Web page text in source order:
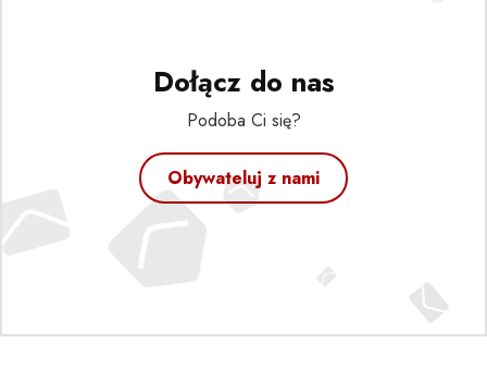
Dołącz do nas
Podoba Ci się?
Obywateluj z nami